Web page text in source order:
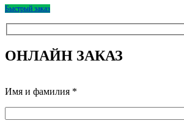
Быстрый заказ
ОНЛАЙН ЗАКАЗ
Имя и фамилия *